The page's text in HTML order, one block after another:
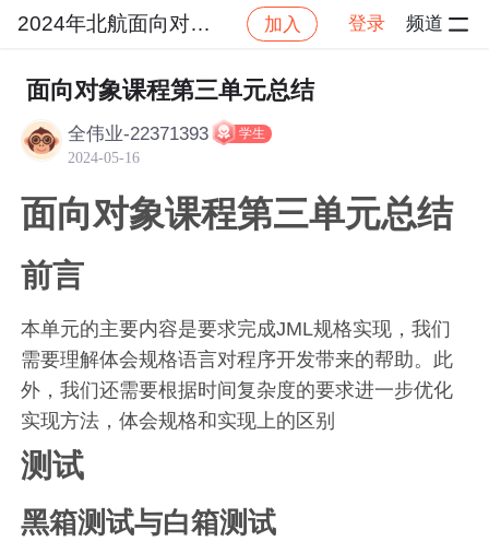
2024年北航面向对象设计与构造 加入 登录 频道
社区 2024年北航面向对象设计与构造
面向对象课程第三单元总结
全伟业-22371393 学生
2024-05-16
面向对象课程第三单元总结
前言
本单元的主要内容是要求完成JML规格实现，我们
需要理解体会规格语言对程序开发带来的帮助。此
外，我们还需要根据时间复杂度的要求进一步优化
实现方法，体会规格和实现上的区别
测试
黑箱测试与白箱测试